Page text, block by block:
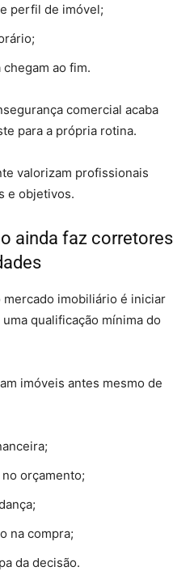
perfil de imóvel;
ao fim.
comercial acaba
para a própria rotina.
valorizam profissionais
e objetivos.
ainda faz corretores
imobiliário é iniciar
qualificação mínima do
imóveis antes mesmo de
orçamento;
na compra;
da decisão.